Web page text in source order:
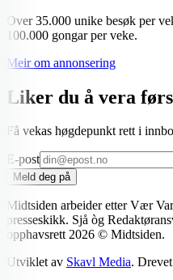
Over 35.000 unike besøk per
100.000 gongar per veke.
Meir om annonsering
Liker du å vera
Få vekas høgdepunkt rett i
E-post
Meld deg på
Midtsiden arbeider etter Vær
presseskikk. Sjå òg
opphavsrett2026 © Midtsiden.
Utviklet av Skavl Media.